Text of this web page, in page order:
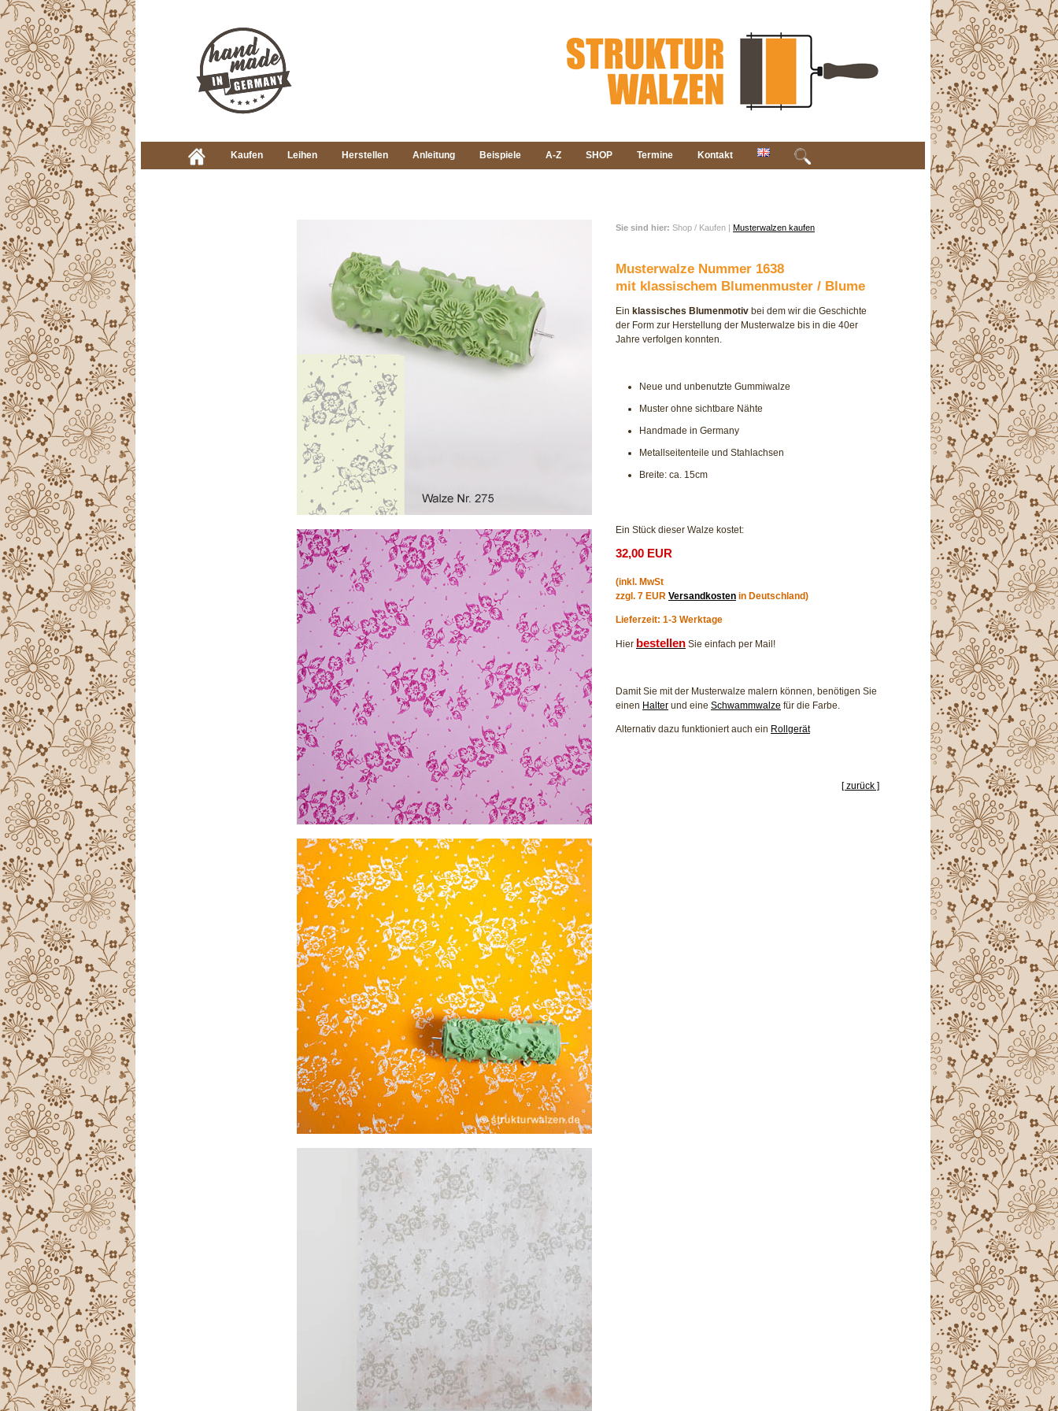
Kaufen Leihen Herstellen Anleitung Beispiele A-Z SHOP Termine Kontakt
Sie sind hier: Shop / Kaufen | Musterwalzen kaufen
Musterwalze Nummer 1638
mit klassischem Blumenmuster / Blume
Ein klassisches Blumenmotiv bei dem wir die Geschichte
der Form zur Herstellung der Musterwalze bis in die 40er
Jahre verfolgen konnten.
Neue und unbenutzte Gummiwalze
Muster ohne sichtbare Nähte
Handmade in Germany
Metallseitenteile und Stahlachsen
Breite: ca. 15cm
Ein Stück dieser Walze kostet:
32,00 EUR
(inkl. MwSt
zzgl. 7 EUR Versandkosten in Deutschland)
Lieferzeit: 1-3 Werktage
Hier bestellen Sie einfach per Mail!
Damit Sie mit der Musterwalze malern können, benötigen Sie
einen Halter und eine Schwammwalze für die Farbe.
Alternativ dazu funktioniert auch ein Rollgerät
[ zurück ]